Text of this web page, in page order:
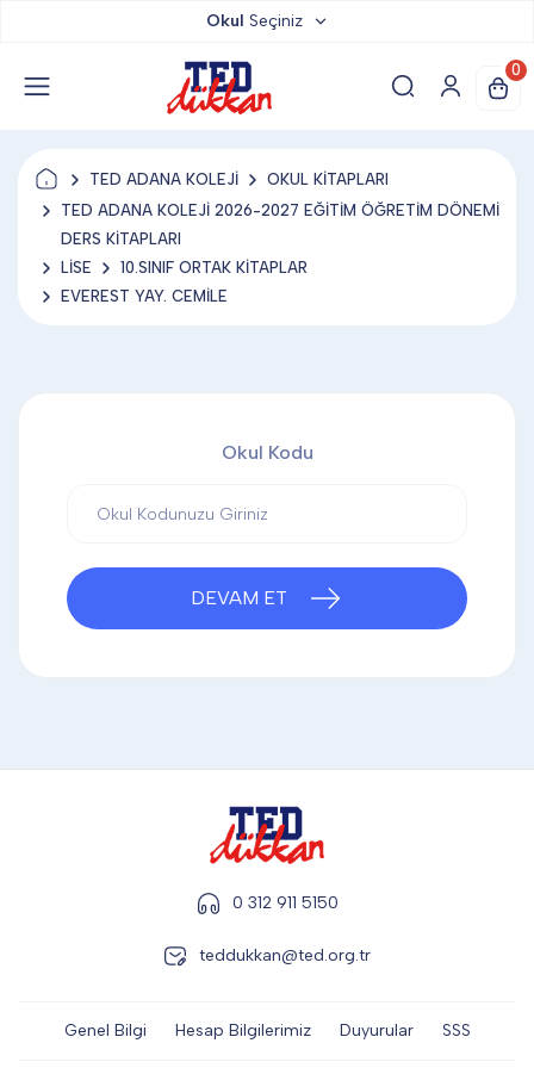
TED YAYINLARI
ANAHTARLIK
DİĞER
Okul Seçiniz
0
TED ADANA KOLEJİ
OKUL KİTAPLARI
TED ADANA KOLEJİ 2026-2027 EĞİTİM ÖĞRETİM DÖNEMİ
DERS KİTAPLARI
LİSE
10.SINIF ORTAK KİTAPLAR
EVEREST YAY. CEMİLE
Okul Kodu
DEVAM ET
0 312 911 5150
teddukkan@ted.org.tr
Genel Bilgi Hesap Bilgilerimiz Duyurular SSS